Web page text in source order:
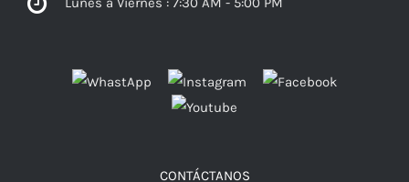
Facebook
CONTÁCTANOS